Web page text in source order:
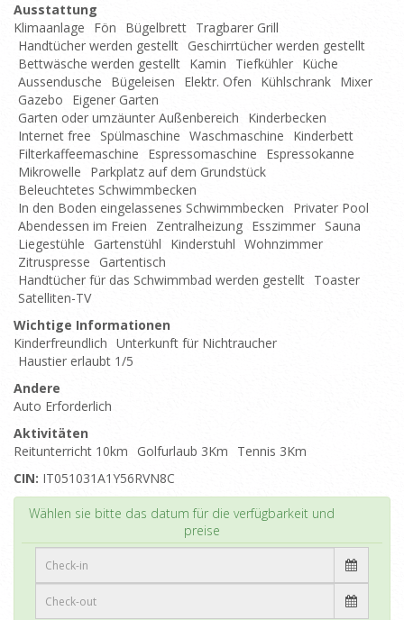
Ausstattung
Klimaanlage
Fön Bügelbrett Tragbarer Grill
Handtücher werden gestellt Geschirrtücher werden gestellt
Bettwäsche werden gestellt Kamin Tiefkühler Küche
Aussendusche
Bügeleisen Elektr. Ofen Kühlschrank Mixer
Gazebo
Eigener Garten
Garten oder umzäunter Außenbereich
Kinderbecken
Internet free Spülmaschine Waschmaschine
Kinderbett
Filterkaffeemaschine
Espressomaschine
Espressokanne
Mikrowelle
Parkplatz auf dem Grundstück
Beleuchtetes Schwimmbecken
In den Boden eingelassenes Schwimmbecken
Privater Pool
Abendessen im Freien
Zentralheizung Esszimmer Sauna
Liegestühle
Gartenstühl Kinderstuhl Wohnzimmer
Zitruspresse
Gartentisch
Handtücher für das Schwimmbad werden gestellt Toaster
Satelliten-TV
Wichtige Informationen
Kinderfreundlich Unterkunft für Nichtraucher
Haustier erlaubt 1/5
Andere
Auto Erforderlich
Aktivitäten
Reitunterricht 10km
Golfurlaub 3Km
Tennis 3Km
CIN: IT051031A1Y56RVN8C
Wählen sie bitte das datum für die verfügbarkeit und
preise